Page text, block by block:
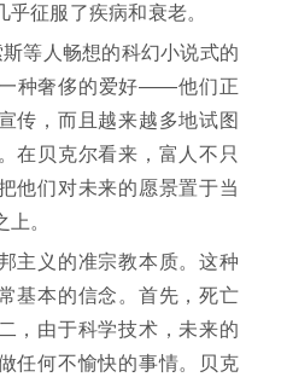
征服了疾病和衰老。
等人畅想的科幻小说式的
种奢侈的爱好——他们正
传，而且越来越多地试图
在贝克尔看来，富人不只
他们对未来的愿景置于当
。
主义的准宗教本质。这种
基本的信念。首先，死亡
，由于科学技术，未来的
任何不愉快的事情。贝克